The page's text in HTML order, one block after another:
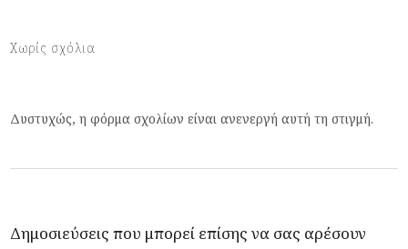
Χωρίς σχόλια
Δυστυχώς, η φόρμα σχολίων είναι ανενεργή αυτή τη στιγμή.
Δημοσιεύσεις που μπορεί επίσης να σας αρέσουν